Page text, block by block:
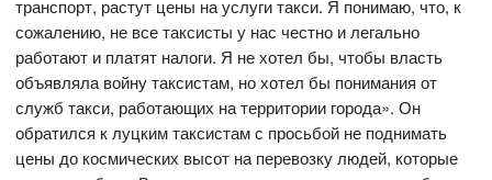
транспорт, растут цены на услуги такси. Я понимаю, что, к
сожалению, не все таксисты у нас честно и легально
работают и платят налоги. Я не хотел бы, чтобы власть
объявляла войну таксистам, но хотел бы понимания от
служб такси, работающих на территории города». Он
обратился к луцким таксистам с просьбой не поднимать
цены до космических высот на перевозку людей, которые